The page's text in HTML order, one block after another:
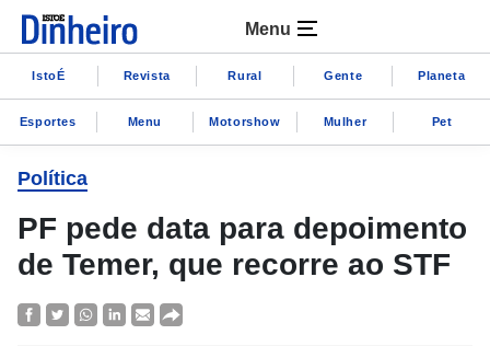
Menu
IstoÉ Revista Rural Gente Planeta
Esportes Menu Motorshow Mulher Pet
Política
PF pede data para depoimento
de Temer, que recorre ao STF